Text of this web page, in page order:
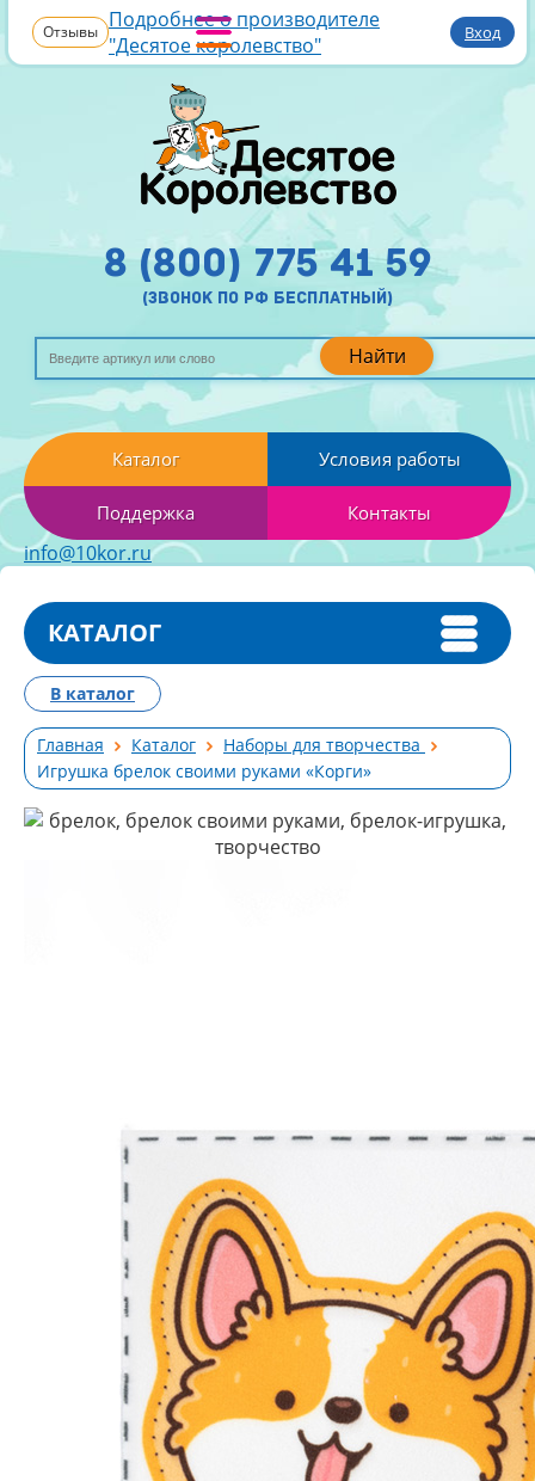
Отзывы Подробнее о производителе
"Десятое королевство"
Вход
Найти
8 (800) 775 41 59
(звонок по рф бесплатный)
Каталог Условия работы
Поддержка Контакты
info@10kor.ru
КАТАЛОГ
Главная Каталог
Наборы для творчества
Игрушка брелок своими руками «Корги»
В каталог